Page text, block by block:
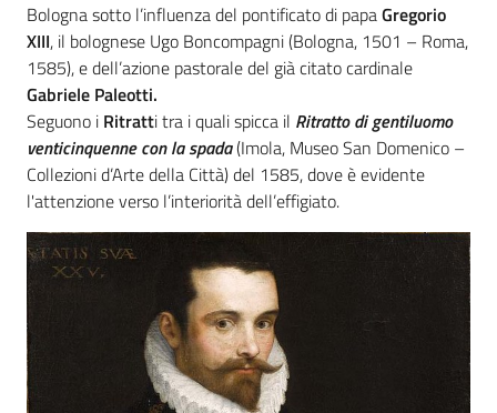
Bologna sotto l’influenza del pontificato di papaGregorio
XIII, il bolognese Ugo Boncompagni (Bologna, 1501 – Roma,
1585), e dell’azione pastorale del già citato cardinale
Gabriele Paleotti.
Seguono i Ritratti tra i quali spicca il Ritratto di gentiluomo
venticinquenne con la spada(Imola, Museo San Domenico –
Collezioni d’Arte della Città) del 1585, dove è evidente
l'attenzione verso l’interiorità dell’effigiato.